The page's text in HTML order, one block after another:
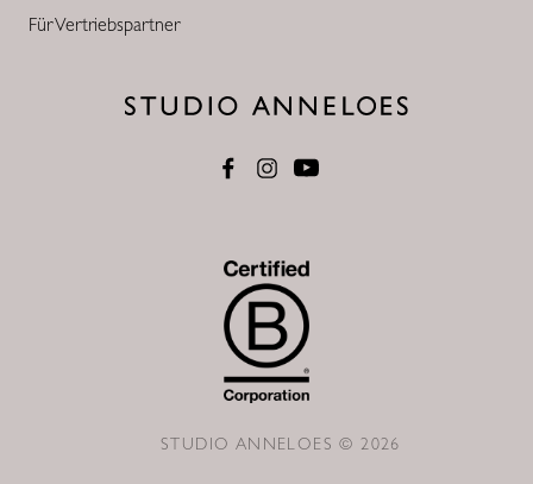
Für Vertriebspartner
STUDIO ANNELOES © 2026